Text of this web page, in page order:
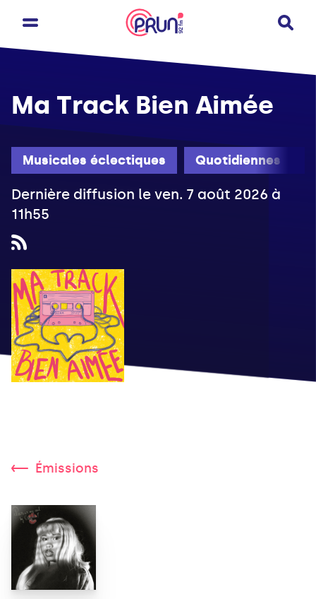
Musicales éclectiques Quotidiennes
Ma Track Bien Aimée
Dernière diffusion le ven. 7 août 2026 à
11h55
Émissions